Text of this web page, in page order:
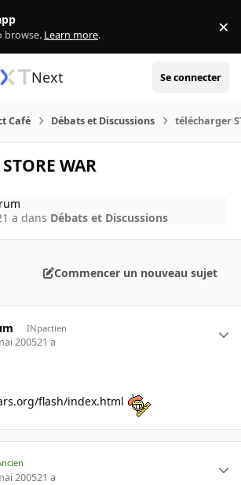
browse. Learn more. ×
Next Se connecter
Café Débats et Discussions télécharger
WAR
a dans Débats et Discussions
Commencer un nouveau sujet
INpactien
200521 a
flash/index.html
200521 a